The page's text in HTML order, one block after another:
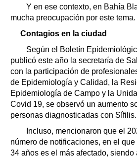
Y en ese contexto, en Bahía
mucha preocupación por este tema.
Contagios en la ciudad
Según el Boletín
publicó este año la secretaría de
con la participación de
de Epidemiología y Calidad, la
Epidemiología de Campo y la
Covid 19, se observó un aumento
personas diagnosticadas con Sífilis.
Incluso, mencionaron que el
número de notificaciones, en el
34 años es el más afectado, siendo